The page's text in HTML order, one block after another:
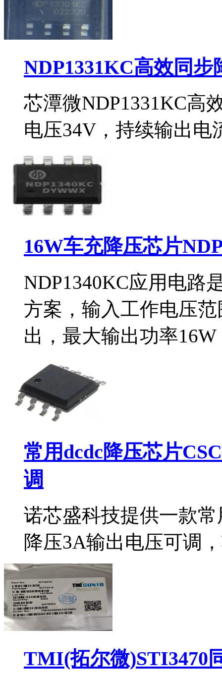
NDP1331KC高效同
芯潭微NDP1331KC高
电压34V，持续输出
16W车充降压芯片
NDP1340KC应用电路
方案，输入工作电压
出，最大输出功率
常用dcdc降压芯片
调
诺芯盛科技提供一款常
降压3A输出电压可调
TMI(拓尔微)STI3470